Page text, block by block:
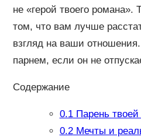
не «герой твоего романа».
том, что вам лучше
взгляд на ваши отношения.
парнем, если он не
Содержание
0.1Парень твоей
0.2Мечты и